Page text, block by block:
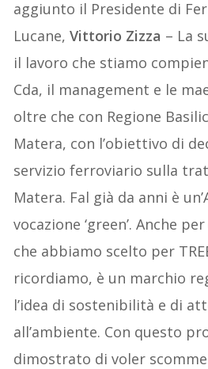
aggiunto il Presidente di
Lucane,Vittorio Zizza – La
il lavoro che stiamo
Cda, il management e le
oltre che con Regione
Matera, con l’obiettivo di
servizio ferroviario sulla
Matera. Fal già da anni è
vocazione ‘green’. Anche
che abbiamo scelto per
ricordiamo, è un marchio
l’idea di sostenibilità e di
all’ambiente. Con questo
dimostrato di voler